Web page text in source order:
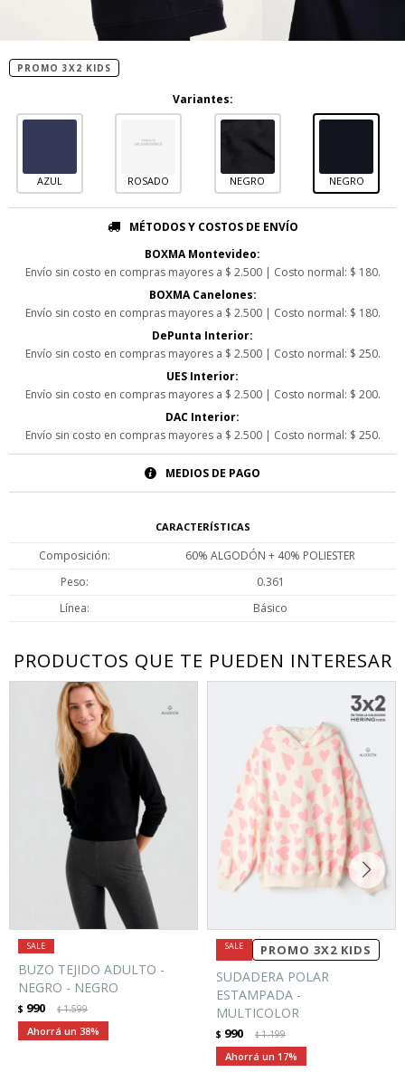
PROMO 3X2 KIDS
Variantes:
AZUL ROSADO NEGRO NEGRO
MÉTODOS Y COSTOS DE ENVÍO
BOXMA Montevideo:
Envío sin costo en compras mayores a $ 2.500 | Costo normal: $ 180.
BOXMA Canelones:
Envío sin costo en compras mayores a $ 2.500 | Costo normal: $ 180.
DePunta Interior:
Envío sin costo en compras mayores a $ 2.500 | Costo normal: $ 250.
UES Interior:
Envío sin costo en compras mayores a $ 2.500 | Costo normal: $ 200.
DAC Interior:
Envío sin costo en compras mayores a $ 2.500 | Costo normal: $ 250.
MEDIOS DE PAGO
CARACTERÍSTICAS
Composición
60% ALGODÓN + 40% POLIESTER
Peso
0.361
Línea
Básico
PRODUCTOS QUE TE PUEDEN INTERESAR
BUZO TEJIDO ADULTO -
NEGRO - NEGRO
$ 990 $1.599
38
PROMO 3X2 KIDS
SUDADERA POLAR
ESTAMPADA -
MULTICOLOR
$ 990 $1.199
17